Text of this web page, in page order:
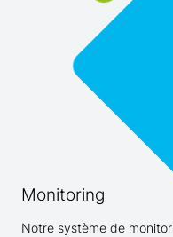
Monitoring
Notre système de